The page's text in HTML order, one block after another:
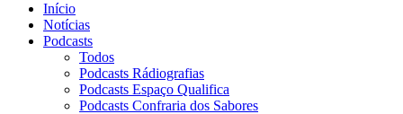
Início
Notícias
Podcasts
Todos
Podcasts Rádiografias
Podcasts Espaço Qualifica
Podcasts Confraria dos Sabores